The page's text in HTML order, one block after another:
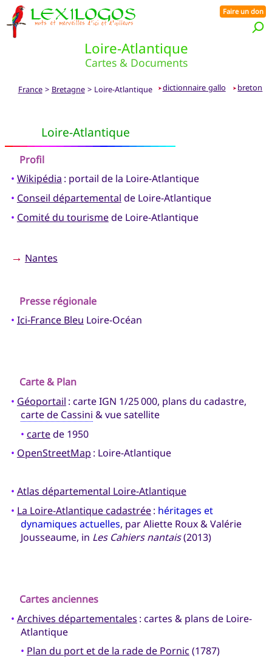
Loire-Atlantique
Cartes & Documents
Faire un don
France> Bretagne> Loire-Atlantique ➤ dictionnaire gallo ➤ breton
Loire-Atlantique
Profil
• Wikipédia : portail de la Loire-Atlantique
• Conseil départemental de Loire-Atlantique
• Comité du tourismede Loire-Atlantique
→ Nantes
Presse régionale
• Ici-France Bleu Loire-Océan
Carte & Plan
• Géoportail : carte IGN 1/25 000, plans du cadastre,
carte de Cassini & vue satellite
• cartede 1950
• OpenStreetMap : Loire-Atlantique
• Atlas départemental Loire-Atlantique
• La Loire-Atlantique cadastrée: héritages et
dynamiques actuelles, par Aliette Roux & Valérie
Jousseaume, in Les Cahiers nantais(2013)
Cartes anciennes
• Archives départementales : cartes & plans de Loire-
Atlantique
• Plan du port et de la rade de Pornic (1787)